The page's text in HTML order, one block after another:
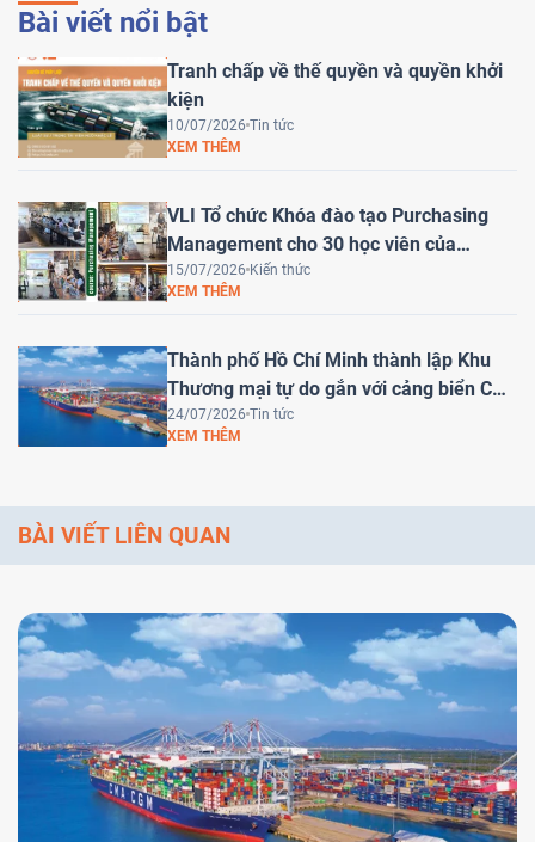
Bài viết nổi bật
Tranh chấp về thế quyền và quyền khởi
kiện
10/07/2026 Tin tức
XEM THÊM
VLI Tổ chức Khóa đào tạo Purchasing
Management cho 30 học viên của
HEINEKEN Việt Nam
15/07/2026 Kiến thức
XEM THÊM
Thành phố Hồ Chí Minh thành lập Khu
Thương mại tự do gắn với cảng biển Cái
Mép Hạ – Bước tiến chiến lược đưa Việt
Nam trở thành trung tâm logistics khu
24/07/2026 Tin tức
XEM THÊM
BÀI VIẾT LIÊN QUAN